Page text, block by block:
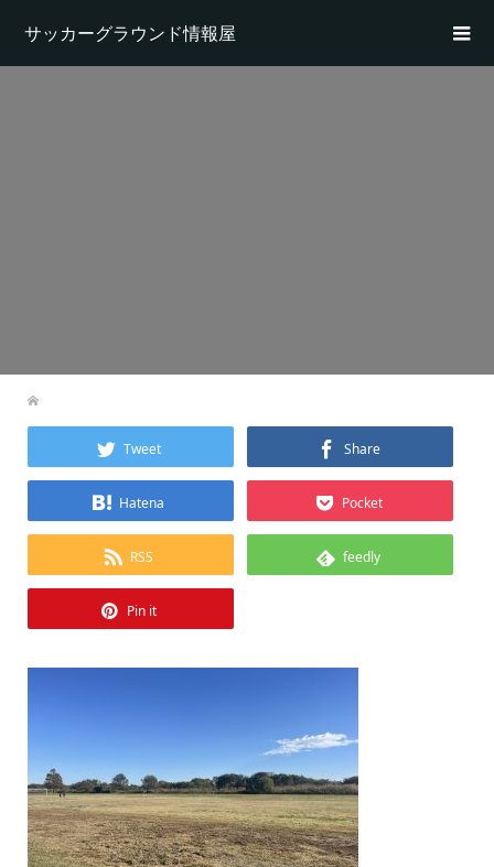
サッカーグラウンド情報屋
Tweet Share
Hatena Pocket
RSS feedly
Pin it